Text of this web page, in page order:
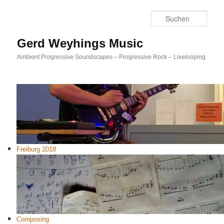
Gerd Weyhings Music
Ambient Progressive Soundscapes – Progressive Rock – Livelooping
Freiburg 2018
Composing